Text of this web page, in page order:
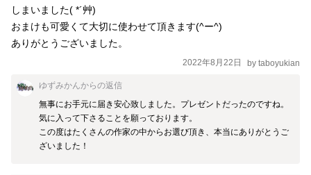
しまいました( *´艸)
おまけも可愛くて大切に使わせて頂きます(^ー^)
ありがとうございました。
2022年8月22日 by taboyukian
ゆずみかんからの返信
無事にお手元に届き安心致しました。プレゼントだったのですね。
気に入って下さることを願っております。
この度はたくさんの作家の中からお選び頂き、本当にありがとうご
ざいました！